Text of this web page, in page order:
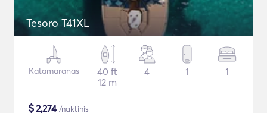
Tesoro T41XL
Katamaranas
40 ft
12 m
4 1 1
$2,274/naktinis